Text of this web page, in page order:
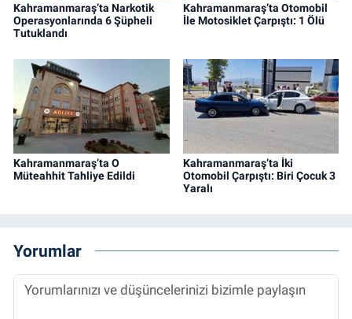
Kahramanmaraş’ta Narkotik
Operasyonlarında 6 Şüpheli
Tutuklandı
Kahramanmaraş’ta Otomobil
İle Motosiklet Çarpıştı: 1 Ölü
Kahramanmaraş’ta O
Müteahhit Tahliye Edildi
Kahramanmaraş’ta İki
Otomobil Çarpıştı: Biri Çocuk 3
Yaralı
Yorumlar